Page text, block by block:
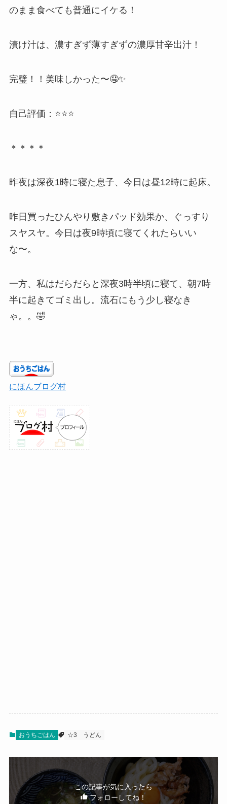
のまま食べても普通にイケる！
漬け汁は、濃すぎず薄すぎずの濃厚甘辛出汁！
完璧！！美味しかった〜🤤✨
自己評価：⭐⭐⭐
＊＊＊＊
昨夜は深夜1時に寝た息子、今日は昼12時に起床。
昨日買ったひんやり敷きパッド効果か、ぐっすり
スヤスヤ。今日は夜9時頃に寝てくれたらいい
な〜。
一方、私はだらだらと深夜3時半頃に寝て、朝7時
半に起きてゴミ出し。流石にもう少し寝なき
ゃ。。🤣
にほんブログ村
おうちごはん ☆3 うどん
この記事が気に入ったら
フォローしてね！